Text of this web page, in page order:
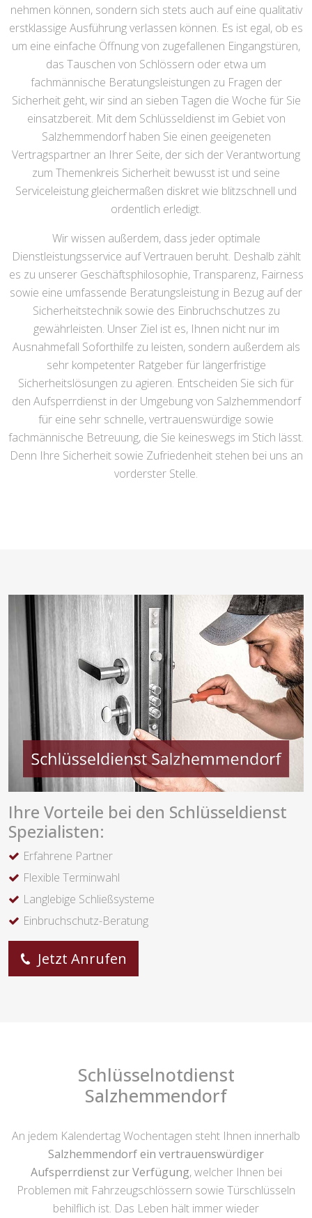
nehmen können, sondern sich stets auch auf eine qualitativ
erstklassige Ausführung verlassen können. Es ist egal, ob es
um eine einfache Öffnung von zugefallenen Eingangstüren,
das Tauschen von Schlössern oder etwa um
fachmännische Beratungsleistungen zu Fragen der
Sicherheit geht, wir sind an sieben Tagen die Woche für Sie
einsatzbereit. Mit dem Schlüsseldienst im Gebiet von
Salzhemmendorf haben Sie einen geeigeneten
Vertragspartner an Ihrer Seite, der sich der Verantwortung
zum Themenkreis Sicherheit bewusst ist und seine
Serviceleistung gleichermaßen diskret wie blitzschnell und
ordentlich erledigt.
Wir wissen außerdem, dass jeder optimale
Dienstleistungsservice auf Vertrauen beruht. Deshalb zählt
es zu unserer Geschäftsphilosophie, Transparenz, Fairness
sowie eine umfassende Beratungsleistung in Bezug auf der
Sicherheitstechnik sowie des Einbruchschutzes zu
gewährleisten. Unser Ziel ist es, Ihnen nicht nur im
Ausnahmefall Soforthilfe zu leisten, sondern außerdem als
sehr kompetenter Ratgeber für längerfristige
Sicherheitslösungen zu agieren. Entscheiden Sie sich für
den Aufsperrdienst in der Umgebung von Salzhemmendorf
für eine sehr schnelle, vertrauenswürdige sowie
fachmännische Betreuung, die Sie keineswegs im Stich lässt.
Denn Ihre Sicherheit sowie Zufriedenheit stehen bei uns an
vorderster Stelle.
Ihre Vorteile bei den Schlüsseldienst
Spezialisten:
Erfahrene Partner
Flexible Terminwahl
Langlebige Schließsysteme
Einbruchschutz-Beratung
Jetzt Anrufen
Schlüsselnotdienst
Salzhemmendorf
An jedem Kalendertag Wochentagen steht Ihnen innerhalb
Salzhemmendorf ein vertrauenswürdiger
Aufsperrdienst zur Verfügung, welcher Ihnen bei
Problemen mit Fahrzeugschlössern sowie Türschlüsseln
behilflich ist. Das Leben hält immer wieder